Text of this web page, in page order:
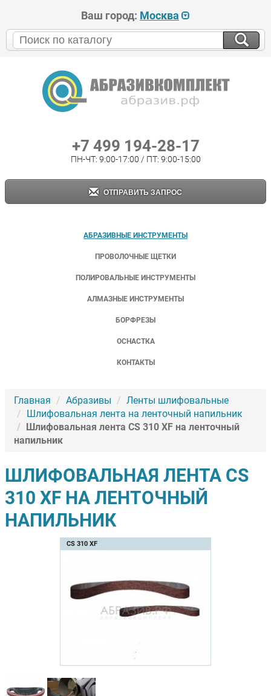
Ваш город: Москва
+7 499 194-28-17
ПН-ЧТ: 9:00-17:00 / ПТ: 9:00-15:00
ОТПРАВИТЬ ЗАПРОС
АБРАЗИВНЫЕ ИНСТРУМЕНТЫ
ПРОВОЛОЧНЫЕ ЩЕТКИ
ПОЛИРОВАЛЬНЫЕ ИНСТРУМЕНТЫ
АЛМАЗНЫЕ ИНСТРУМЕНТЫ
БОРФРЕЗЫ
ОСНАСТКА
КОНТАКТЫ
Главная Абразивы
Ленты шлифовальные
Шлифовальная лента на ленточный напильник
Шлифовальная лента CS 310 XF на ленточный
напильник
ШЛИФОВАЛЬНАЯ ЛЕНТА CS
310 XF НА ЛЕНТОЧНЫЙ
НАПИЛЬНИК
CS 310 XF